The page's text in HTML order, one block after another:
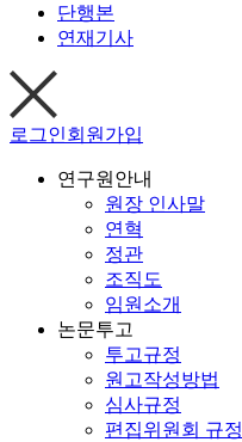
단행본
연재기사
로그인회원가입
연구원안내
원장 인사말
연혁
정관
조직도
임원소개
논문투고
투고규정
원고작성방법
심사규정
편집위원회 규정